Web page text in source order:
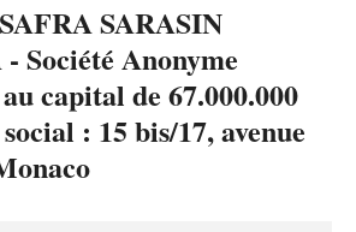
SARASIN
Société Anonyme
capital de 67.000.000
: 15 bis/17, avenue